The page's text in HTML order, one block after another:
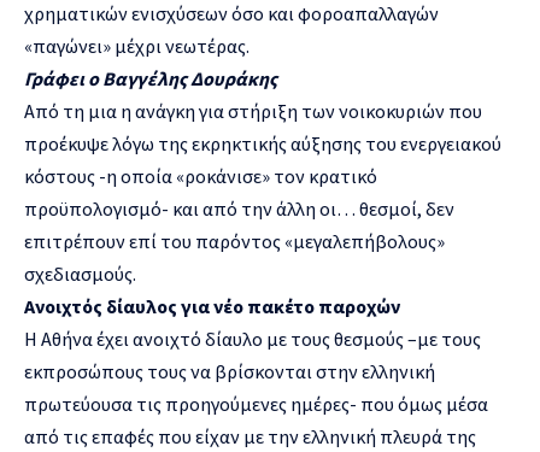
χρηματικών ενισχύσεων όσο και φοροαπαλλαγών
«παγώνει» μέχρι νεωτέρας.
Γράφει ο Βαγγέλης Δουράκης
Από τη μια η ανάγκη για στήριξη των νοικοκυριών που
προέκυψε λόγω της εκρηκτικής αύξησης του ενεργειακού
κόστους -η οποία «ροκάνισε» τον κρατικό
προϋπολογισμό- και από την άλλη οι… θεσμοί, δεν
επιτρέπουν επί του παρόντος «μεγαλεπήβολους»
σχεδιασμούς.
Ανοιχτός δίαυλος για νέο πακέτο παροχών
Η Αθήνα έχει ανοιχτό δίαυλο με τους θεσμούς –με τους
εκπροσώπους τους να βρίσκονται στην ελληνική
πρωτεύουσα τις προηγούμενες ημέρες- που όμως μέσα
από τις επαφές που είχαν με την ελληνική πλευρά της